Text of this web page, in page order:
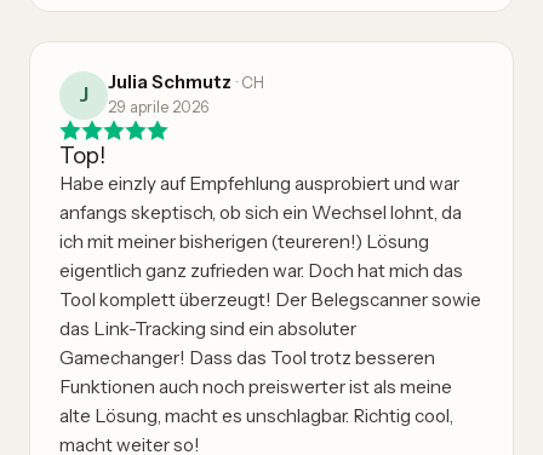
J
Julia Schmutz · CH
29 aprile 2026
Top!
Habe einzly auf Empfehlung ausprobiert und war
anfangs skeptisch, ob sich ein Wechsel lohnt, da
ich mit meiner bisherigen (teureren!) Lösung
eigentlich ganz zufrieden war. Doch hat mich das
Tool komplett überzeugt! Der Belegscanner sowie
das Link-Tracking sind ein absoluter
Gamechanger! Dass das Tool trotz besseren
Funktionen auch noch preiswerter ist als meine
alte Lösung, macht es unschlagbar. Richtig cool,
macht weiter so!